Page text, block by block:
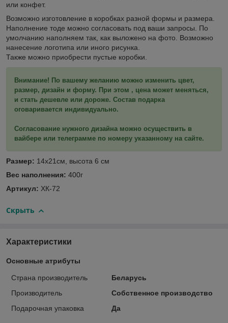
или конфет.
Возможно изготовление в коробках разной формы и размера.
Наполнение тоде можно согласовать под ваши запросы. По
умолчанию наполняем так, как выложено на фото. Возможно
нанесение логотипа или иного рисунка.
Также можно приобрести пустые коробки.
Внимание! По вашему желанию можно изменить цвет,
размер, дизайн и форму. При этом , цена может меняться,
и стать дешевле или дороже. Состав подарка
оговаривается индивидуально.
Согласование нужного дизайна можно осуществить в
вайбере или телеграмме по номеру указанному на сайте.
Размер: 14х21см, высота 6 см
Вес наполнения: 400г
Артикул: ХК-72
Скрыть
Характеристики
Основные атрибуты
Страна производитель
Беларусь
Производитель
Собственное производство
Подарочная упаковка
Да